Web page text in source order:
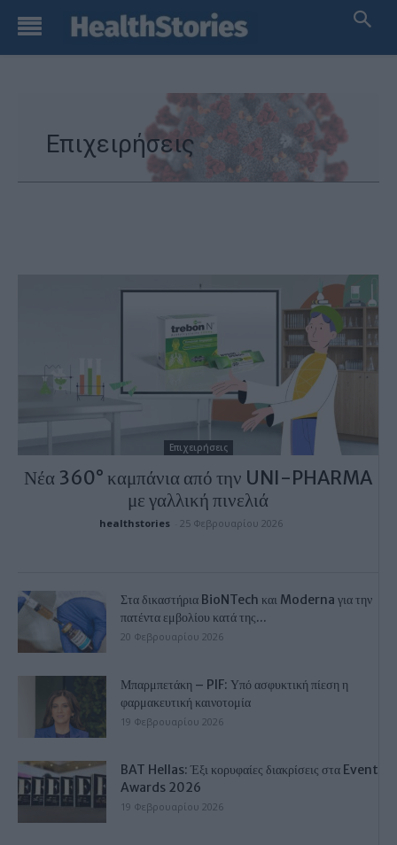
Επιχειρήσεις
Επιχειρήσεις
Νέα 360° καμπάνια από την UNI-PHARMA
με γαλλική πινελιά
healthstories 25 Φεβρουαρίου 2026
Στα δικαστήρια BioNTech και Moderna για την
πατέντα εμβολίου κατά της...
20 Φεβρουαρίου 2026
Μπαρμπετάκη – PIF: Υπό ασφυκτική πίεση η
φαρμακευτική καινοτομία
19 Φεβρουαρίου 2026
BAT Hellas: Έξι κορυφαίες διακρίσεις στα Event
Awards 2026
19 Φεβρουαρίου 2026